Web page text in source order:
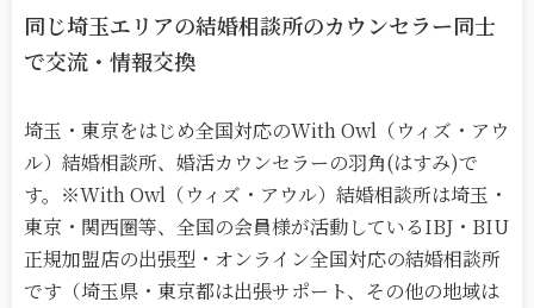
同じ埼玉エリアの結婚相談所のカウンセラー同士
で交流・情報交換
埼玉・東京をはじめ全国対応のWith Owl（ウィズ・アウ
ル）結婚相談所、婚活カウンセラーの羽角(はすみ)で
す。※With Owl（ウィズ・アウル）結婚相談所は埼玉・
東京・関西圏等、全国の会員様が活動しているIBJ・BIU
正規加盟店の出張型・オンライン全国対応の結婚相談所
です（埼玉県・東京都は出張サポート、その他の地域は